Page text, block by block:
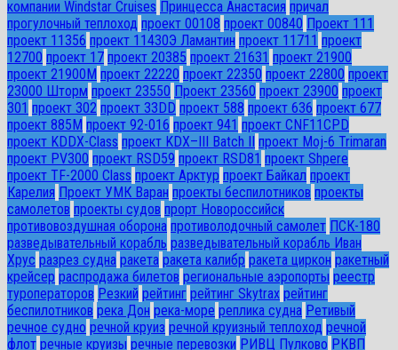
компании Windstar Cruises Принцесса Анастасия причал
прогулочный теплоход проект 00108 проект 00840 Проект 111
проект 11356 проект 11430Э Ламантин проект 11711 проект
12700 проект 17 проект 20385 проект 21631 проект 21900
проект 21900М проект 22220 проект 22350 проект 22800 проект
23000 Шторм проект 23550 Проект 23560 проект 23900 проект
301 проект 302 проект 33DD проект 588 проект 636 проект 677
проект 885М проект 92-016 проект 941 проект CNF11CPD
проект KDDX-Class проект KDX–III Batch II
проект Moj-6 Trimaran
проект PV300 проект RSD59 проект RSD81 проект Shpere
проект TF-2000 Class проект Арктур проект Байкал проект
Карелия Проект УМК Варан проекты беспилотников проекты
самолетов проекты судов прорт Новороссийск
противовоздушная оборона противолодочный самолет ПСК-180
разведывательный корабль разведывательный корабль Иван
Хрус разрез судна ракета ракета калибр ракета циркон ракетный
крейсер распродажа билетов региональные аэропорты реестр
туроператоров Резкий рейтинг рейтинг Skytrax рейтинг
беспилотников река Дон река-море реплика судна Ретивый
речное судно речной круиз речной круизный теплоход речной
флот речные круизы речные перевозки РИВЦ Пулково РКВП